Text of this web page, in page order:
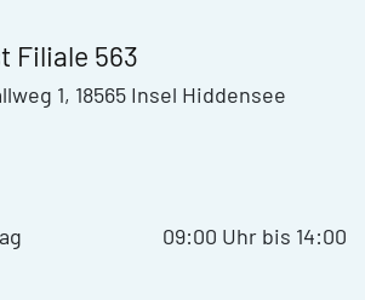
Filiale 563
1, 18565 Insel Hiddensee
09:00 Uhr bis 14:00